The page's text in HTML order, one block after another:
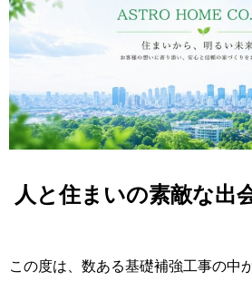
人と住まいの素敵な出
この度は、数ある基礎補強工事の中